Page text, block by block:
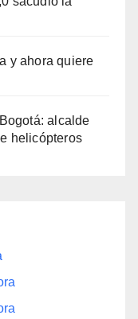
y ahora quiere
alcalde
helicópteros